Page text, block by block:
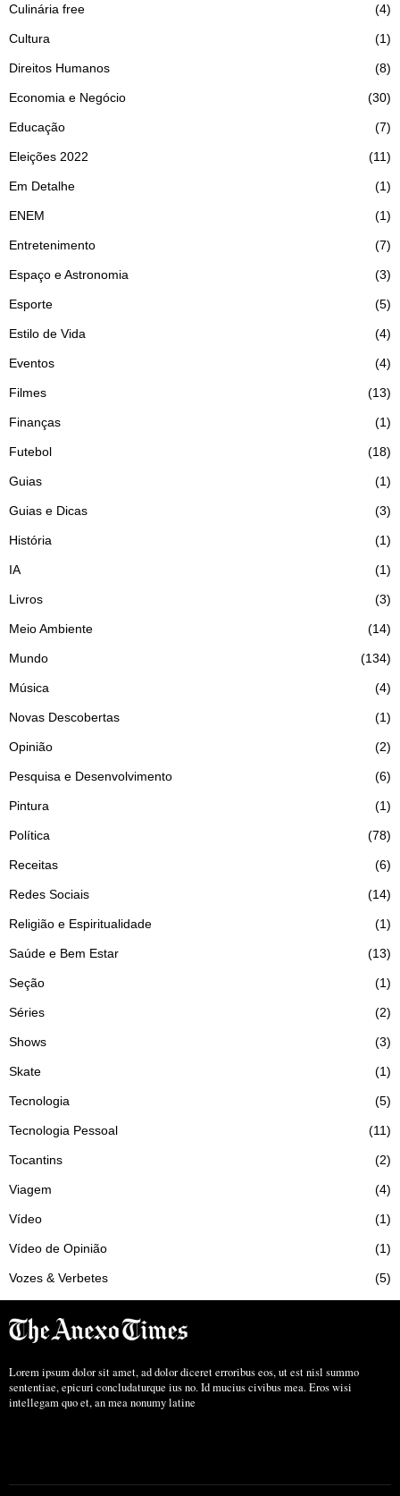
Culinária free 4
Cultura 1
Direitos Humanos 8
Economia e Negócio 30
Educação 7
Eleições 2022 11
Em Detalhe 1
ENEM 1
Entretenimento 7
Espaço e Astronomia 3
Esporte 5
Estilo de Vida 4
Eventos 4
Filmes 13
Finanças 1
Futebol 18
Guias 1
Guias e Dicas 3
História 1
IA 1
Livros 3
Meio Ambiente 14
Mundo 134
Música 4
Novas Descobertas 1
Opinião 2
Pesquisa e Desenvolvimento 6
Pintura 1
Política 78
Receitas 6
Redes Sociais 14
Religião e Espiritualidade 1
Saúde e Bem Estar 13
Seção 1
Séries 2
Shows 3
Skate 1
Tecnologia 5
Tecnologia Pessoal 11
Tocantins 2
Viagem 4
Vídeo 1
Vídeo de Opinião 1
Vozes & Verbetes 5
Lorem ipsum dolor sit amet, ad dolor diceret erroribus eos, ut est nisl summo
sententiae, epicuri concludaturque ius no. Id mucius civibus mea. Eros wisi
intellegam quo et, an mea nonumy latine